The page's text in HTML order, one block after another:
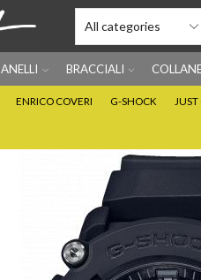
ANELLI BRACCIALI
ENRICO COVERI G-SHOCK